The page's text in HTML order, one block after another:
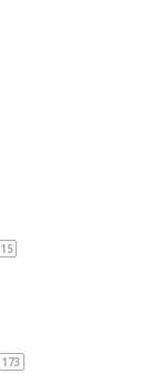
15
173